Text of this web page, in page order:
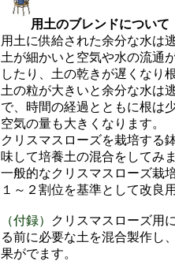
用土のブレンドについて
用土に供給された余分な水は
土が細かいと空気や水の流通
したり、土の乾きが遅くなり
土の粒が大きいと余分な水は
で、時間の経過とともに根は
空気の量も大きくなります。
クリスマスローズを栽培する
味して培養土の混合をしてみ
一般的なクリスマスローズ栽
１～２割位を基準として改良
（付録）
クリスマスローズ用
る前に必要な土を混合製作し
果がでます。